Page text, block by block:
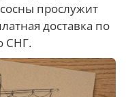
прослужит
доставка по
СНГ.